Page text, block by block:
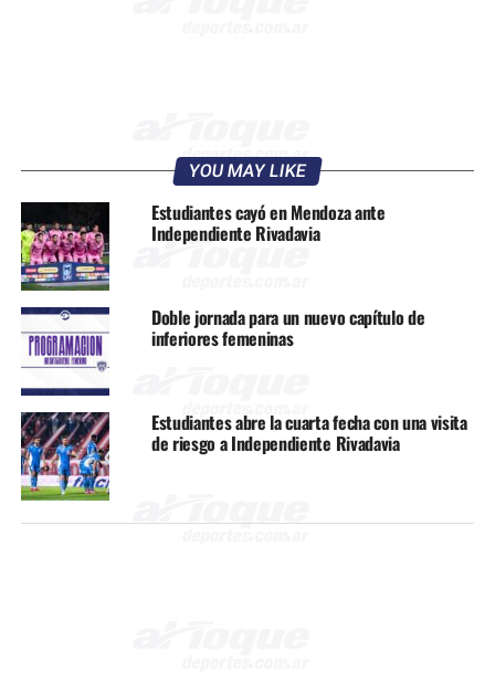
YOU MAY LIKE
Estudiantes cayó en Mendoza ante
Independiente Rivadavia
Doble jornada para un nuevo capítulo de
inferiores femeninas
Estudiantes abre la cuarta fecha con una visita
de riesgo a Independiente Rivadavia